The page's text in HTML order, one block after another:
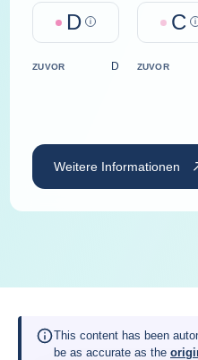
D Help C
ZUVOR D ZUVOR
Weitere Informationen
This content has been
be as accurate as the